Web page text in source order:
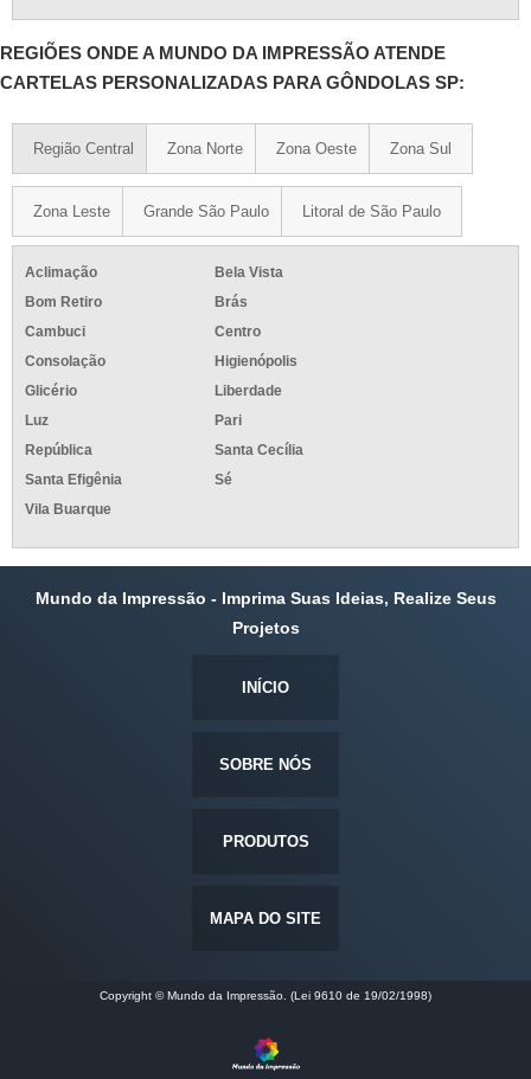
REGIÕES ONDE A MUNDO DA IMPRESSÃO ATENDE
CARTELAS PERSONALIZADAS PARA GÔNDOLAS SP:
Região Central Zona Norte Zona Oeste Zona Sul
Zona Leste Grande São Paulo Litoral de São Paulo
Aclimação
Bela Vista
Bom Retiro
Brás
Cambuci
Centro
Consolação
Higienópolis
Glicério
Liberdade
Luz
Pari
República
Santa Cecília
Santa Efigênia
Sé
Vila Buarque
Mundo da Impressão - Imprima Suas Ideias, Realize Seus
Projetos
INÍCIO
SOBRE NÓS
PRODUTOS
MAPA DO SITE
Copyright © Mundo da Impressão. (Lei 9610 de 19/02/1998)